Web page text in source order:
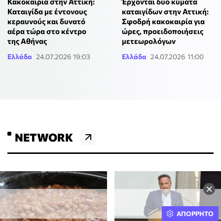
×
Καταιγίδα με έντονους
κεραυνούς και δυνατό
αέρα τώρα στο κέντρο
της Αθήνας
Ελλάδα 24.07.2026 19:03
καταιγίδων στην Αττική:
Σφοδρή κακοκαιρία για
ώρες, προειδοποιήσεις
μετεωρολόγων
Ελλάδα 24.07.2026 11:00
NETWORK
ΑΠΟΡΡΗΤΟ